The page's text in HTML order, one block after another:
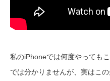
私のiPhoneでは何度やっても
では分かりませんが、実はこの